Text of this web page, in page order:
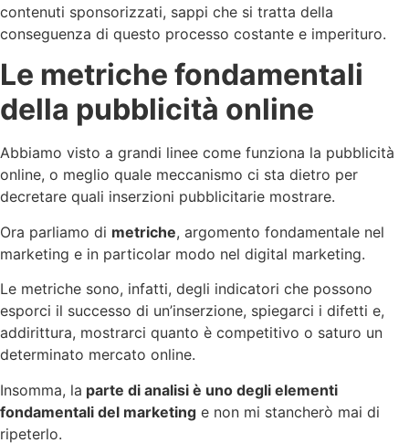
contenuti sponsorizzati, sappi che si tratta della
conseguenza di questo processo costante e imperituro.
Le metriche fondamentali
della pubblicità online
Abbiamo visto a grandi linee come funziona la pubblicità
online, o meglio quale meccanismo ci sta dietro per
decretare quali inserzioni pubblicitarie mostrare.
Ora parliamo di metriche, argomento fondamentale nel
marketing e in particolar modo nel digital marketing.
Le metriche sono, infatti, degli indicatori che possono
esporci il successo di un’inserzione, spiegarci i difetti e,
addirittura, mostrarci quanto è competitivo o saturo un
determinato mercato online.
Insomma, la parte di analisi è uno degli elementi
fondamentali del marketing e non mi stancherò mai di
ripeterlo.